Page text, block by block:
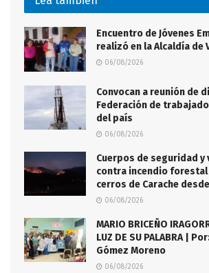
Encuentro de Jóvenes
realizó en la Alcaldía de
06/08/2026
Convocan a reunión de
Federación de
del país
06/08/2026
Cuerpos de seguridad y
contra incendio forestal
cerros de Carache
06/08/2026
MARIO BRICEÑO
LUZ DE SU PALABRA |
Gómez Moreno
06/08/2026